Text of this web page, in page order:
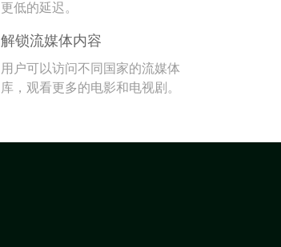
更低的延迟。
解锁流媒体内容
用户可以访问不同国家的流媒体
库，观看更多的电影和电视剧。